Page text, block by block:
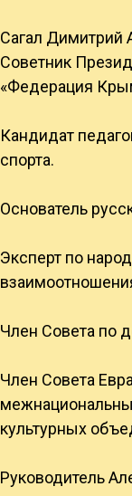
Сагал Димитрий
Советник
«Федерация
Кандидат
спорта.
Основатель
Эксперт по
Член Совета по
Член Совета
культурных
Руководитель